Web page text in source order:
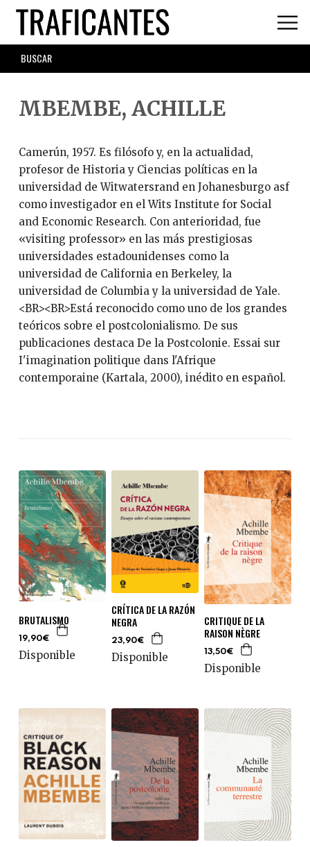
Skip
main
content
SEARCH
FORM
MBEMBE, ACHILLE
Camerún, 1957. Es filósofo y, en la actualidad,
profesor de Historia y Ciencias políticas en la
universidad de Witwatersrand en Johanesburgo asf
como investigador en el Wits Institute for Social
and Economic Research. Con anterioridad, fue
«visiting professor» en las más prestigiosas
universidades estadounidenses como la
universidad de California en Berkeley, la
universidad de Columbia y la universidad de Yale.
<BR><BR>Está reconocido como uno de los grandes
teóricos sobre el postcolonialismo. De sus
publicaciones destaca De la Postcolonie. Essai sur
I'imagination politique dans l'Afrique
contemporaine (Kartala, 2000), inédito en español.
BRUTALISMO
19,90€
Disponible
CRÍTICA DE LA RAZÓN
NEGRA
23,90€
Disponible
CRITIQUE DE LA
RAISON NÈGRE
13,50€
Disponible